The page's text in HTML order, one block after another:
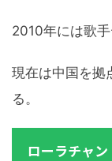
2010年には歌手
現在は中国を拠
る。
ローラチャ